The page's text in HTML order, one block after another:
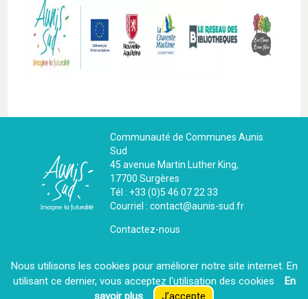
Communauté de Communes Aunis
Sud
45 avenue Martin Luther King,
17700 Surgères
Tél : +33 (0)5 46 07 22 33
Courriel : contact@aunis-sud.fr
Contactez-nous
La CdC recrute
Nous utilisons les cookies pour améliorer notre site internet. En
utilisant ce dernier, vous acceptez l′utilisation des cookies
En
savoir plus
J’accepte